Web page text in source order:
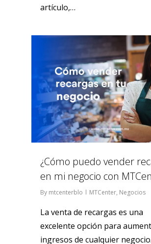
artículo,…
¿Cómo puedo vender
en mi negocio con
By mtcenterblo MTCenter, Negocios
La venta de recargas es una
excelente opción para
ingresos de cualquier